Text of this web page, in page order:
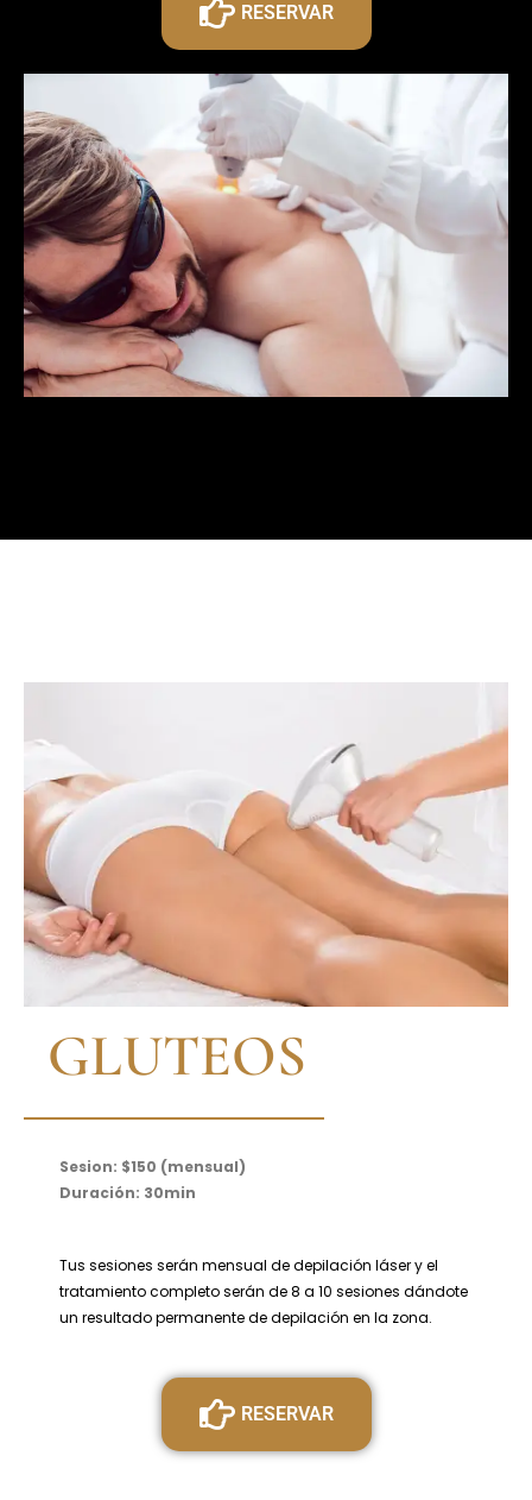
RESERVAR
GLUTEOS
Sesion: $150 (mensual)
Duración: 30min
Tus sesiones serán mensual de depilación láser y el
tratamiento completo serán de 8 a 10 sesiones dándote
un resultado permanente de depilación en la zona.
RESERVAR